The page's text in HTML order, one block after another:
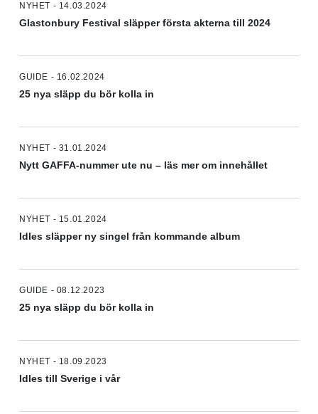
NYHET - 14.03.2024
Glastonbury Festival släpper första akterna till 2024
GUIDE - 16.02.2024
25 nya släpp du bör kolla in
NYHET - 31.01.2024
Nytt GAFFA-nummer ute nu – läs mer om innehållet
NYHET - 15.01.2024
Idles släpper ny singel från kommande album
GUIDE - 08.12.2023
25 nya släpp du bör kolla in
NYHET - 18.09.2023
Idles till Sverige i vår